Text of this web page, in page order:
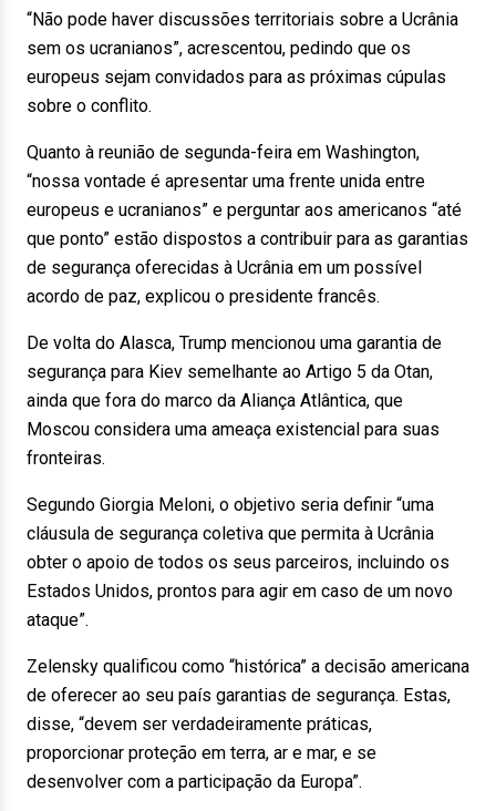
“Não pode haver discussões territoriais sobre a Ucrânia
sem os ucranianos”, acrescentou, pedindo que os
europeus sejam convidados para as próximas cúpulas
sobre o conflito.
Quanto à reunião de segunda-feira em Washington,
“nossa vontade é apresentar uma frente unida entre
europeus e ucranianos” e perguntar aos americanos “até
que ponto” estão dispostos a contribuir para as garantias
de segurança oferecidas à Ucrânia em um possível
acordo de paz, explicou o presidente francês.
De volta do Alasca, Trump mencionou uma garantia de
segurança para Kiev semelhante ao Artigo 5 da Otan,
ainda que fora do marco da Aliança Atlântica, que
Moscou considera uma ameaça existencial para suas
fronteiras.
Segundo Giorgia Meloni, o objetivo seria definir “uma
cláusula de segurança coletiva que permita à Ucrânia
obter o apoio de todos os seus parceiros, incluindo os
Estados Unidos, prontos para agir em caso de um novo
ataque”.
Zelensky qualificou como “histórica” a decisão americana
de oferecer ao seu país garantias de segurança. Estas,
disse, “devem ser verdadeiramente práticas,
proporcionar proteção em terra, ar e mar, e se
desenvolver com a participação da Europa”.